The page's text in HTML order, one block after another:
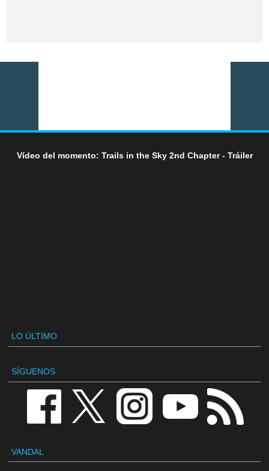
Vídeo del momento: Trails in the Sky 2nd Chapter - Tráiler
LO ÚLTIMO
SÍGUENOS
VANDAL